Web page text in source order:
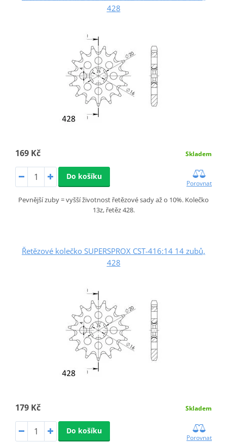
428
169 Kč Skladem
Do košíku
Porovnat
Pevnější zuby = vyšší životnost řetězové sady až o 10%. Kolečko
13z, řetěz 428.
Řetězové kolečko SUPERSPROX CST-416:14 14 zubů,
428
179 Kč Skladem
Do košíku
Porovnat